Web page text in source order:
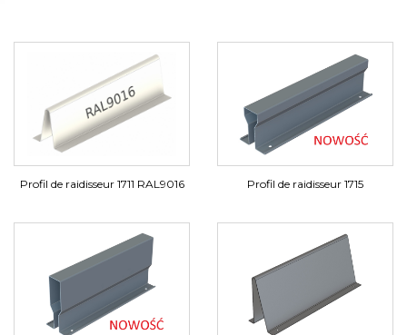
Profil de raidisseur 1711 RAL9016 Profil de raidisseur 1715